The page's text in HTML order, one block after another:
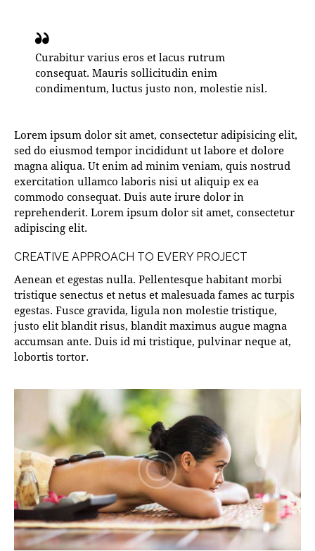
Curabitur varius eros et lacus rutrum
consequat. Mauris sollicitudin enim
condimentum, luctus justo non, molestie nisl.
Lorem ipsum dolor sit amet, consectetur adipisicing elit,
sed do eiusmod tempor incididunt ut labore et dolore
magna aliqua. Ut enim ad minim veniam, quis nostrud
exercitation ullamco laboris nisi ut aliquip ex ea
commodo consequat. Duis aute irure dolor in
reprehenderit. Lorem ipsum dolor sit amet, consectetur
adipiscing elit.
CREATIVE APPROACH TO EVERY PROJECT
Aenean et egestas nulla. Pellentesque habitant morbi
tristique senectus et netus et malesuada fames ac turpis
egestas. Fusce gravida, ligula non molestie tristique,
justo elit blandit risus, blandit maximus augue magna
accumsan ante. Duis id mi tristique, pulvinar neque at,
lobortis tortor.